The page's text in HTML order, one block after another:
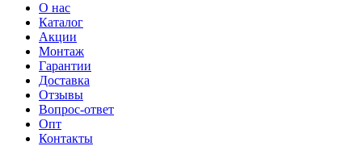
О нас
Каталог
Акции
Монтаж
Гарантии
Доставка
Отзывы
Вопрос-ответ
Опт
Контакты